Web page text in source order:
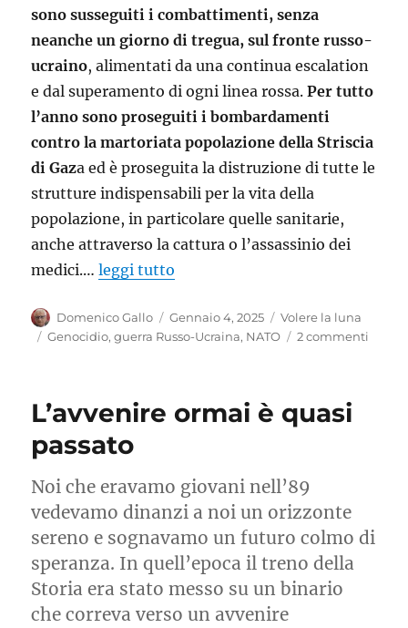
sono susseguiti i combattimenti, senza
neanche un giorno di tregua, sul fronte russo-
ucraino, alimentati da una continua escalation
e dal superamento di ogni linea rossa.Per tutto
l’anno sono proseguiti i bombardamenti
contro la martoriata popolazione della Striscia
di Gaza ed è proseguita la distruzione di tutte le
strutture indispensabili per la vita della
popolazione, in particolare quelle sanitarie,
anche attraverso la cattura o l’assassinio dei
medici.…leggi tutto
Autore
Domenico Gallo
Pubblicato
il
Gennaio 4, 2025 Categorie
Volere la luna
Tag
Genocidio,guerra Russo-Ucraina, NATO 2 commenti
L’avvenire ormai è quasi
passato
Noi che eravamo giovani nell’89
vedevamo dinanzi a noi un orizzonte
sereno e sognavamo un futuro colmo di
speranza. In quell’epoca il treno della
Storia era stato messo su un binario
che correva verso un avvenire